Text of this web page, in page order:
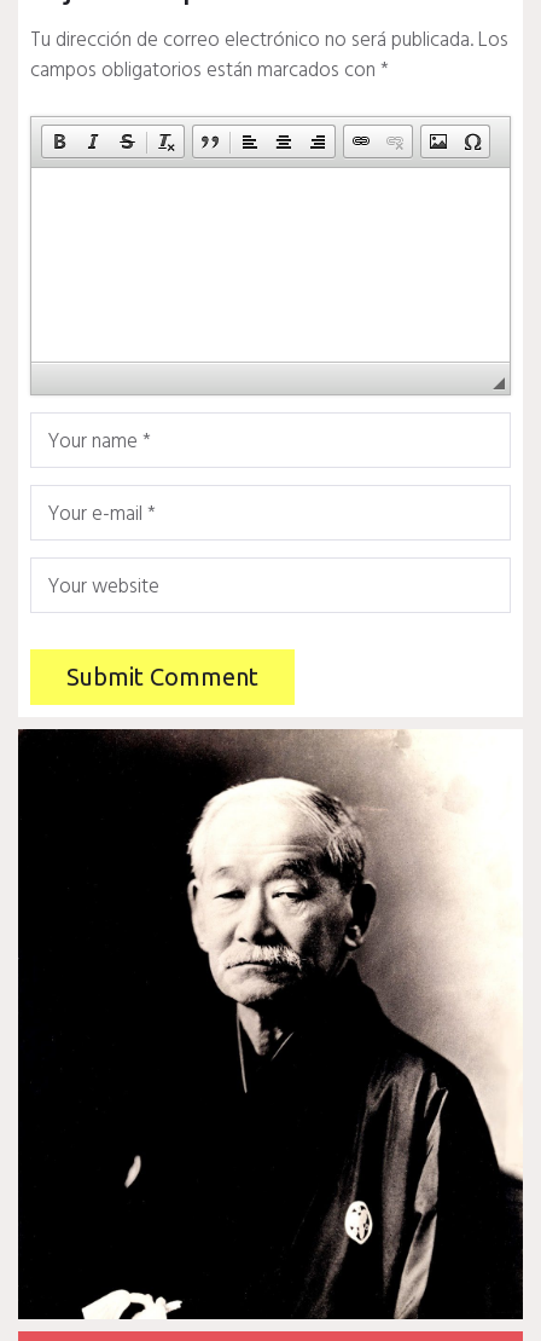
Tu dirección de correo electrónico no será publicada.Los
campos obligatorios están marcados con*